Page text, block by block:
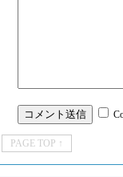
PAGE TOP ↑